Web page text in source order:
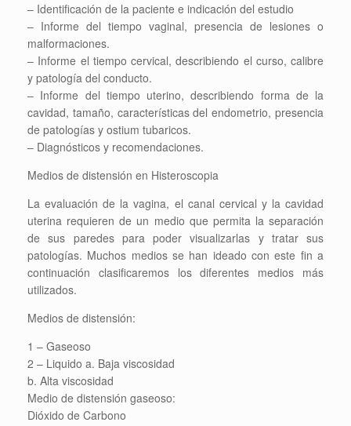
– Identificación de la paciente e indicación del estudio
– Informe del tiempo vaginal, presencia de lesiones o
malformaciones.
– Informe el tiempo cervical, describiendo el curso, calibre
y patología del conducto.
– Informe del tiempo uterino, describiendo forma de la
cavidad, tamaño, características del endometrio, presencia
de patologías y ostium tubaricos.
– Diagnósticos y recomendaciones.
Medios de distensión en Histeroscopia
La evaluación de la vagina, el canal cervical y la cavidad
uterina requieren de un medio que permita la separación
de sus paredes para poder visualizarlas y tratar sus
patologías. Muchos medios se han ideado con este fin a
continuación clasificaremos los diferentes medios más
utilizados.
Medios de distensión:
1 – Gaseoso
2 – Liquido a. Baja viscosidad
b. Alta viscosidad
Medio de distensión gaseoso:
Dióxido de Carbono